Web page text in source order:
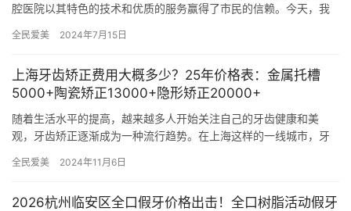
腔医院以其特色的技术和优质的服务赢得了市民的信赖。今天，我
腔、南京…
全民爱美 2024年7月15日
上海牙齿矫正费用大概多少？25年价格表：金属托槽
5000+陶瓷矫正13000+隐形矫正20000+
随着生活水平的提高，越来越多人开始关注自己的牙齿健康和美
观，牙齿矫正逐渐成为一种流行趋势。在上海这样的一线城市，牙
文将深入…
全民爱美 2024年11月6日
2026杭州临安区全口假牙价格出击！全口树脂活动假牙